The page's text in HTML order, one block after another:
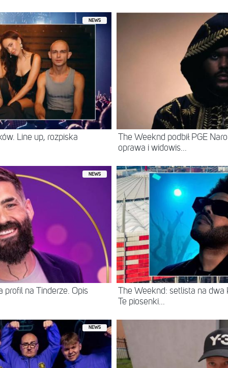
NEWS
Line up, rozpiska
The Weeknd podbił PGE
oprawa i widowis...
NEWS
profil na Tinderze. Opis
The Weeknd: setlista na
Te piosenki...
NEWS